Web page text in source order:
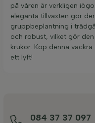
på våren är verkligen
eleganta tillväxten gör
gruppbeplantning i
och robust, vilket gör
krukor. Köp denna
ett lyft!
084 37 37 097